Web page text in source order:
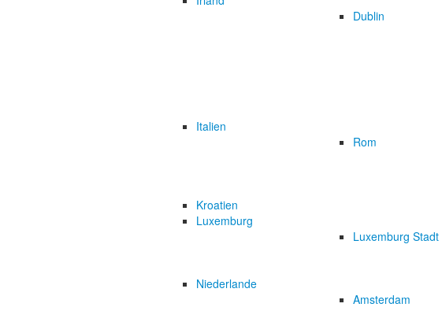
Dublin
Italien
Rom
Kroatien
Luxemburg
Luxemburg Stadt
Niederlande
Amsterdam